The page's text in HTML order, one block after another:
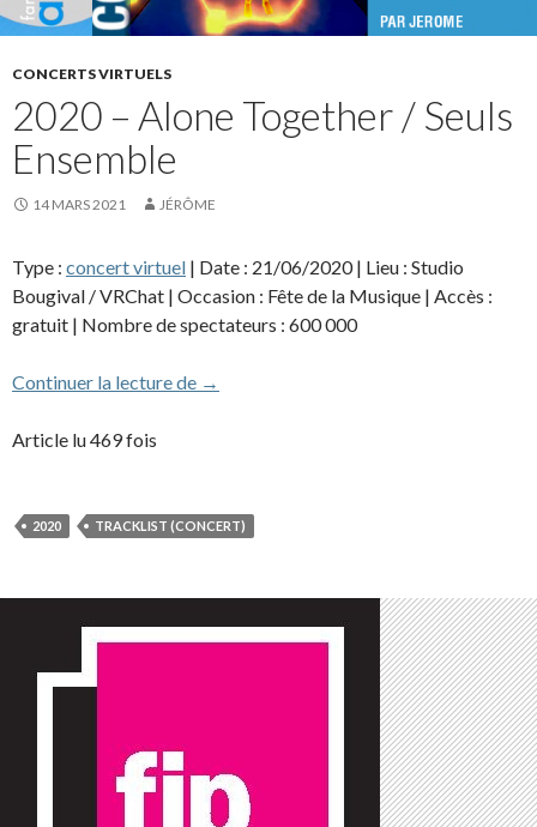
CONCERTS VIRTUELS
2020 – Alone Together / Seuls
Ensemble
14 MARS 2021 JÉRÔME
Type : concert virtuel | Date : 21/06/2020 | Lieu : Studio
Bougival / VRChat | Occasion : Fête de la Musique | Accès :
gratuit | Nombre de spectateurs : 600 000
Continuer la lecture de 2020 – Alone Together / Seuls Ensemble
→
Article lu 469 fois
2020 TRACKLIST (CONCERT)